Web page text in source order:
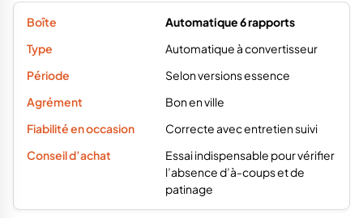
Automatique 6 rapports
Automatique à convertisseur
Selon versions essence
Bon en ville
Correcte avec entretien suivi
Essai indispensable pour vérifier
l’absence d’à-coups et de
patinage